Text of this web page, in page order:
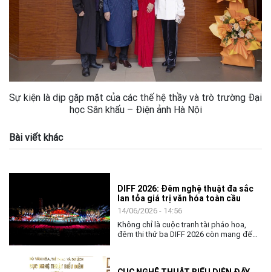
Sự kiện là dịp gặp mặt của các thế hệ thầy và trò trường Đại
học Sân khấu – Điện ảnh Hà Nội
Bài viết khác
DIFF 2026: Đêm nghệ thuật đa sắc
lan tỏa giá trị văn hóa toàn cầu
14/06/2026 - 14:56
Không chỉ là cuộc tranh tài pháo hoa,
đêm thi thứ ba DIFF 2026 còn mang đến